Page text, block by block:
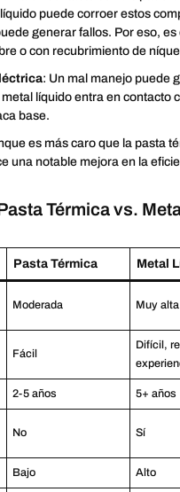
puede corroer estos
generar fallos. Por eso,
o con recubrimiento de
: Un mal manejo puede
líquido entra en contacto
base.
es más caro que la pasta
una notable mejora en la
Térmica vs.
Pasta Térmica Metal
Moderada Muy alta
Fácil
Difícil,
2-5 años 5+ años
No Sí
Bajo Alto